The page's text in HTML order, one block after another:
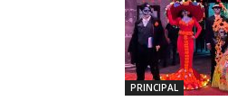
PRINCIPAL